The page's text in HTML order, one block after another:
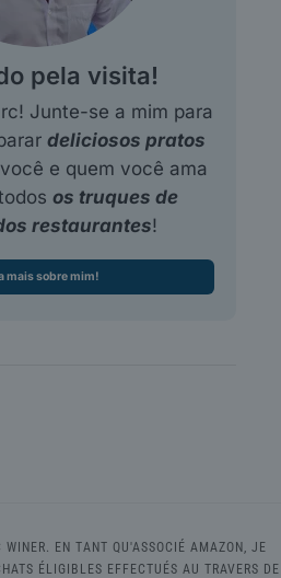
pela visita!
Junte-se a mim para
deliciosos pratos
e quem você ama
os truques de
restaurantes!
mais sobre mim!
EN TANT QU'ASSOCIÉ AMAZON, JE
ÉLIGIBLES EFFECTUÉS AU TRAVERS DE